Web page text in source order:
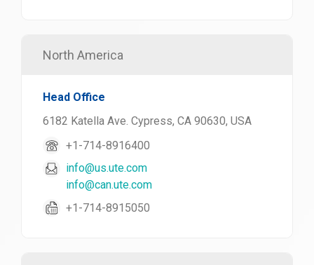
North America
Head Office
6182 Katella Ave. Cypress, CA 90630, USA
+1-714-8916400
info@us.ute.com
info@can.ute.com
+1-714-8915050